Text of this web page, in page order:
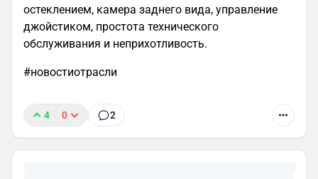
остеклением, камера заднего вида, управление
джойстиком, простота технического
обслуживания и неприхотливость.
#новостиотрасли
4 0 2